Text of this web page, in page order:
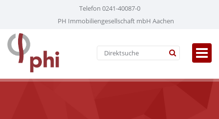
Telefon 0241-40087-0
PH Immobiliengesellschaft mbH Aachen